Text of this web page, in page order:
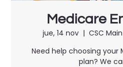
Medicare
jue, 14 nov
  |
CSC
Need help choosing your
plan? We